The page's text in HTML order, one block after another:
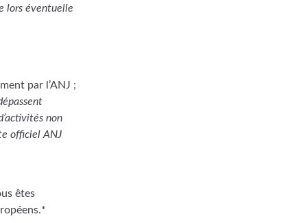
lors éventuelle
par l’ANJ ;
non
officiel ANJ
êtes